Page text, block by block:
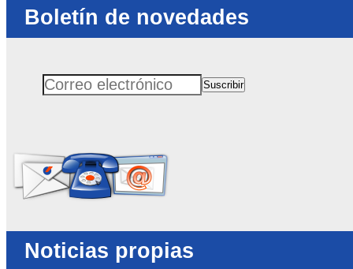
Boletín de novedades
Correo electrónicoSuscribir
Noticias propias